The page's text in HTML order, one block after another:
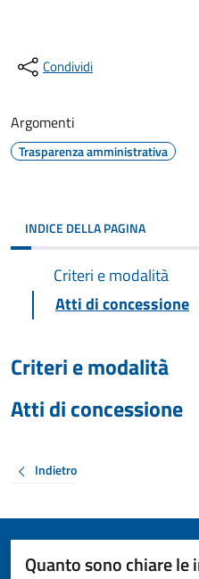
Condividi
Argomenti
Trasparenza amministrativa
INDICE DELLA PAGINA
Criteri e modalità
Atti di concessione
Criteri e modalità
Atti di concessione
Indietro
Quanto sono chiare